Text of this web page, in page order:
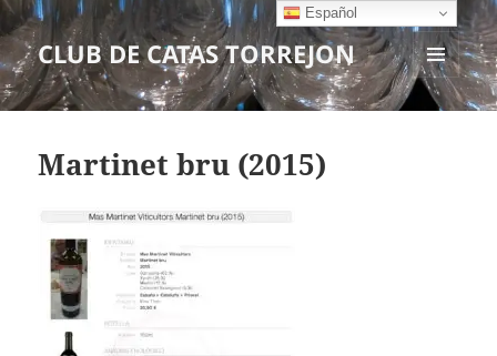
CLUB DE CATAS TORREJON
MENÚ
Y
Martinet bru (2015)
Español